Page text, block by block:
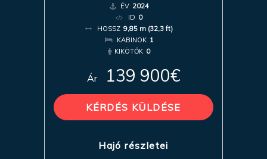
ÉV 2024
ID 0
HOSSZ 9,85 m (32,3 ft)
KABINOK 1
KIKÖTŐK 0
Ár 139 900€
KÉRDÉS KÜLDÉSE
Hajó részletei